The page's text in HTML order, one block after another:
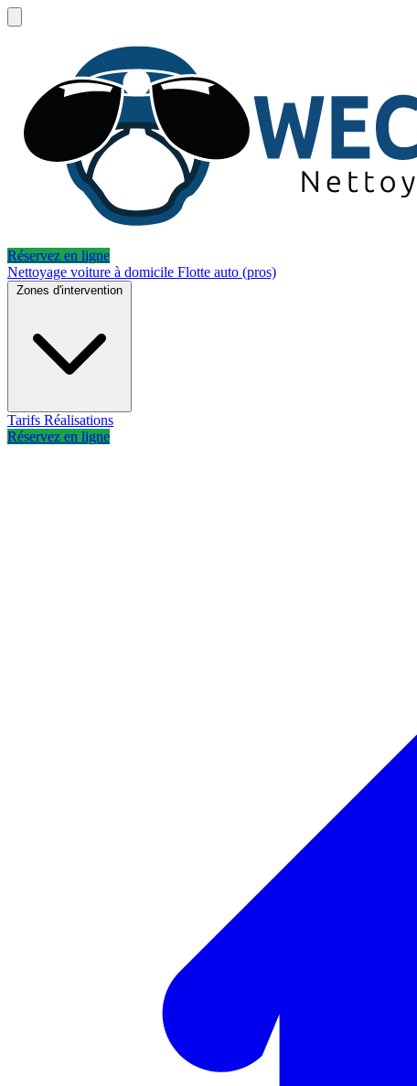
Réservez en ligne
Nettoyage voiture à domicile Flotte auto (pros)
Zones d'intervention
Tarifs Réalisations
Réservez en ligne